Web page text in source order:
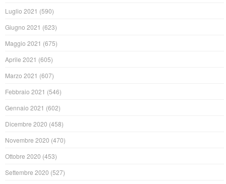
Luglio 2021 (590)
Giugno 2021 (623)
Maggio 2021 (675)
Aprile 2021 (605)
Marzo 2021 (607)
Febbraio 2021 (546)
Gennaio 2021 (602)
Dicembre 2020 (458)
Novembre 2020 (470)
Ottobre 2020 (453)
Settembre 2020 (527)